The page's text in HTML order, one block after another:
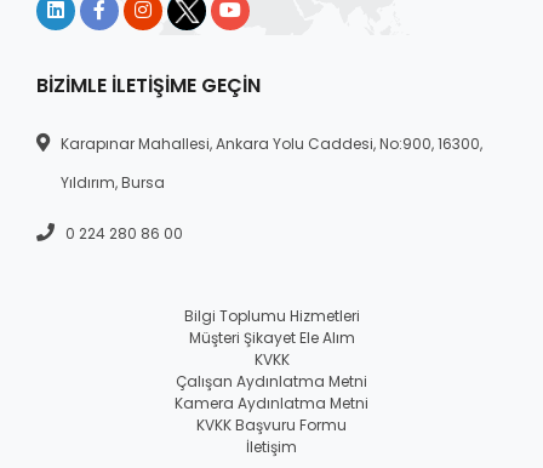
BIZIMLE İLETIŞIME GEÇIN
Karapınar Mahallesi, Ankara Yolu Caddesi, No:900, 16300,
Yıldırım, Bursa
0 224 280 86 00
Bilgi Toplumu Hizmetleri
Müşteri Şikayet Ele Alım
KVKK
Çalışan Aydınlatma Metni
Kamera Aydınlatma Metni
KVKK Başvuru Formu
İletişim